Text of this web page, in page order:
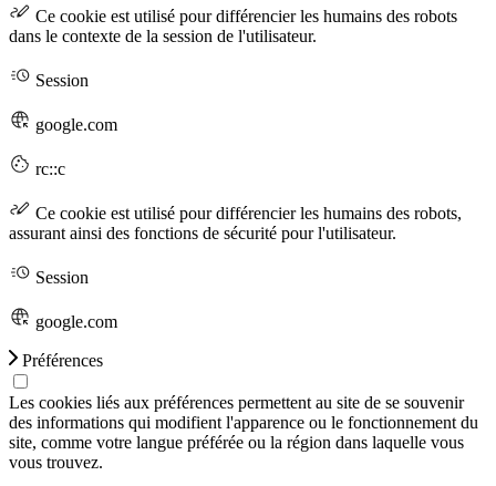
Ce cookie est utilisé pour différencier les humains des robots
dans le contexte de la session de l'utilisateur.
Session
google.com
rc::c
Ce cookie est utilisé pour différencier les humains des robots,
assurant ainsi des fonctions de sécurité pour l'utilisateur.
Session
google.com
Préférences
Les cookies liés aux préférences permettent au site de se souvenir
des informations qui modifient l'apparence ou le fonctionnement du
site, comme votre langue préférée ou la région dans laquelle vous
vous trouvez.